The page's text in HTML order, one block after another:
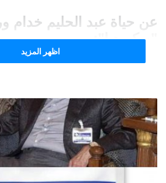
عن حياة عبد الحليم خدام
"ويكيبيديا":
وقت مبكر، فالتحق بحزب
في سن السابعة عشرة.
مرافقي الرئيس حافظ
سمي بالحرس القديم.
نجاة مرقبي وله أربعة أولاد
اظهر المزيد